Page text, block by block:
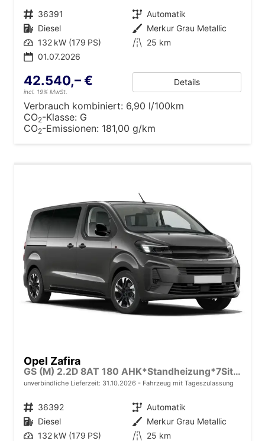
Fahrzeugnr. 36391 Getriebe Automatik
Kraftstoff Diesel Außenfarbe Merkur Grau Metallic
Leistung 132 kW (179 PS) Kilometerstand 25 km
01.07.2026
42.540,– €
incl. 19% MwSt.
Details
Verbrauch kombiniert: 6,90 l/100km
CO2-Klasse: G
CO2-Emissionen: 181,00 g/km
Opel Zafira
GS (M) 2.2D 8AT 180 AHK*Standheizung*7Sitzer*Leder*Android Auto*Navi*SHZ*Kamera
unverbindliche Lieferzeit: 31.10.2026 Fahrzeug mit Tageszulassung
Fahrzeugnr. 36392 Getriebe Automatik
Kraftstoff Diesel Außenfarbe Merkur Grau Metallic
Leistung 132 kW (179 PS) Kilometerstand 25 km